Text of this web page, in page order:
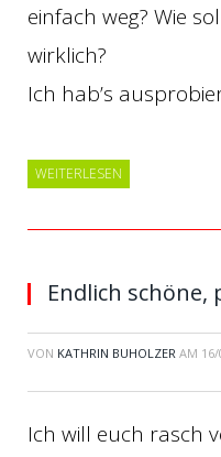
einfach weg? Wie
wirklich?
Ich hab’s
WEITERLESEN
Endlich schöne,
VON KATHRIN BUHOLZER AM
Ich will euch rasch